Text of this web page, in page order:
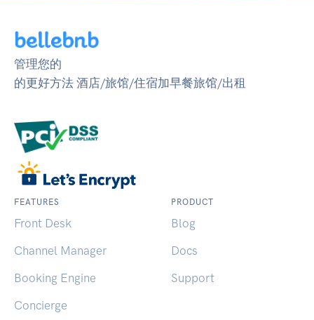
管理您的
的更好方法 酒店/旅馆/住宿加早餐旅馆/出租
FEATURES
Front Desk
Channel Manager
Booking Engine
Concierge
PRODUCT
Blog
Docs
Support